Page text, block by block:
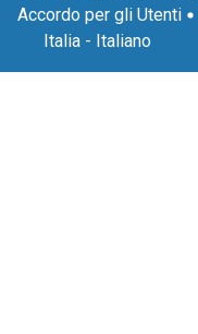
Accordo per gli Utenti
Italia - Italiano